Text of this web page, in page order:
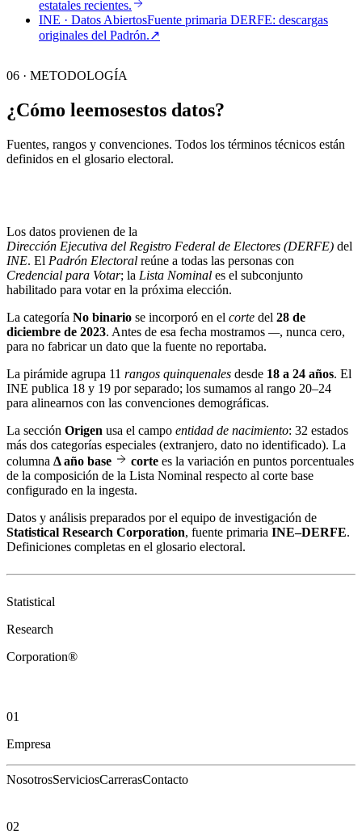
estatales recientes.
INE · Datos AbiertosFuente primaria DERFE: descargas
originales del Padrón.↗︎
06 · METODOLOGÍA
¿Cómo leemosestos datos?
Fuentes, rangos y convenciones. Todos los términos técnicos están
definidos en el glosario electoral.
Los datos provienen de la
Dirección Ejecutiva del Registro Federal de Electores (DERFE) del
INE. El Padrón Electoral reúne a todas las personas con
Credencial para Votar; la Lista Nominal es el subconjunto
habilitado para votar en la próxima elección.
La categoría No binario se incorporó en el corte del 28 de
diciembre de 2023. Antes de esa fecha mostramos —, nunca cero,
para no fabricar un dato que la fuente no reportaba.
La pirámide agrupa 11 rangos quinquenales desde 18 a 24 años. El
INE publica 18 y 19 por separado; los sumamos al rango 20–24
para alinearnos con las convenciones demográficas.
La sección Origen usa el campo entidad de nacimiento: 32 estados
más dos categorías especiales (extranjero, dato no identificado). La
columna Δ año base corte es la variación en puntos porcentuales
de la composición de la Lista Nominal respecto al corte base
configurado en la ingesta.
Datos y análisis preparados por el equipo de investigación de
Statistical Research Corporation, fuente primaria INE–DERFE.
Definiciones completas en el glosario electoral.
Statistical
Research
Corporation®
01
Empresa
NosotrosServiciosCarrerasContacto
02